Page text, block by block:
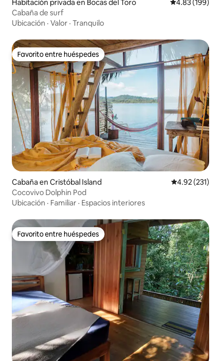
Habitación privada en Bocas del Toro Calificación
4.83 (199)
Cabaña de surf
Ubicación · Valor · Tranquilo
Favorito entre huéspedes
Favorito entre huéspedes
Cabaña en Cristóbal Island Calificación
4.92 (231)
Cocovivo Dolphin Pod
Ubicación · Familiar · Espacios interiores
Favorito entre huéspedes
Favorito entre huéspedes